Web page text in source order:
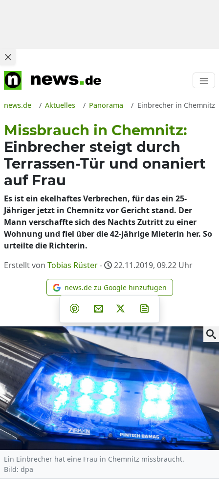
news.de Aktuelles Panorama Einbrecher in Chemnitz
Missbrauch in Chemnitz:
Einbrecher steigt durch
Terrassen-Tür und onaniert
auf Frau
Es ist ein ekelhaftes Verbrechen, für das ein 25-
Jähriger jetzt in Chemnitz vor Gericht stand. Der
Mann verschaffte sich des Nachts Zutritt zu einer
Wohnung und fiel über die 42-jährige Mieterin her. So
urteilte die Richterin.
Erstellt von Tobias Rüster- 22.11.2019, 09.22 Uhr
news.de zu Google
news.de zu Google hinzufügen
Teilen auf Facebook
Teilen auf Whatsapp
Teilen auf Telegram
Teilen auf Pinterest
Per E-Mail teilen
Post auf X
Ein Einbrecher hat eine Frau in Chemnitz missbraucht.
Bild: dpa